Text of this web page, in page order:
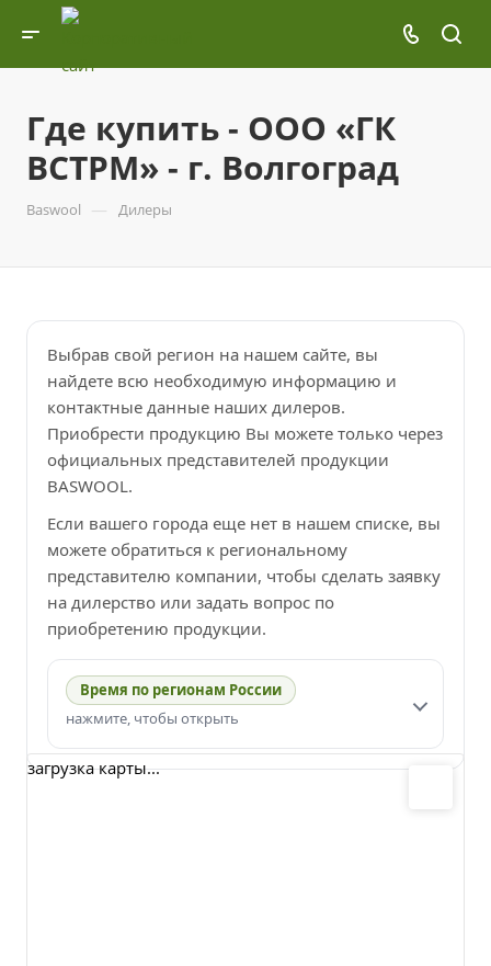
Где купить - ООО «ГК
ВСТРМ» - г. Волгоград
Baswool — Дилеры
Выбрав свой регион на нашем сайте, вы
найдете всю необходимую информацию и
контактные данные наших дилеров.
Приобрести продукцию Вы можете только через
официальных представителей продукции
BASWOOL.
Если вашего города еще нет в нашем списке, вы
можете обратиться к региональному
представителю компании, чтобы сделать заявку
на дилерство или задать вопрос по
приобретению продукции.
Время по регионам России
нажмите, чтобы открыть
загрузка карты...